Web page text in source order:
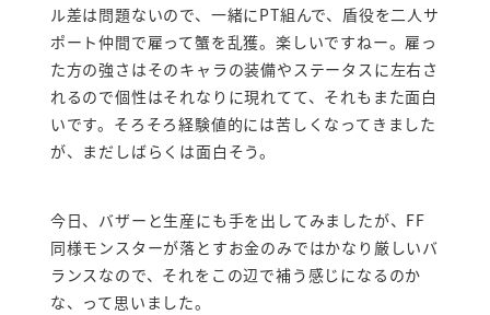
ル差は問題ないので、一緒にPT組んで、盾役を二人サ
ポート仲間で雇って蟹を乱獲。楽しいですねー。雇っ
た方の強さはそのキャラの装備やステータスに左右さ
れるので個性はそれなりに現れてて、それもまた面白
いです。そろそろ経験値的には苦しくなってきました
が、まだしばらくは面白そう。
今日、バザーと生産にも手を出してみましたが、FF
同様モンスターが落とすお金のみではかなり厳しいバ
ランスなので、それをこの辺で補う感じになるのか
な、って思いました。